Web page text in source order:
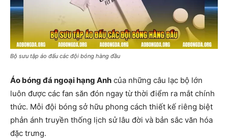
Bộ sưu tập áo đấu các đội bóng hàng đầu
Áo bóng đá ngoại hạng Anh của những câu lạc bộ lớn
luôn được các fan săn đón ngay từ thời điểm ra mắt chính
thức. Mỗi đội bóng sở hữu phong cách thiết kế riêng biệt
phản ánh truyền thống lịch sử lâu đời và bản sắc văn hóa
đặc trưng.